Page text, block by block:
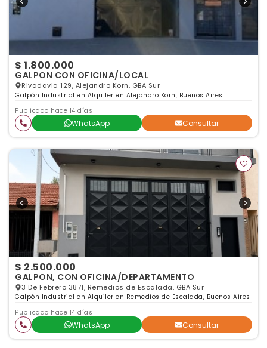
$ 1.800.000
GALPON CON OFICINA/LOCAL
Rivadavia 129, Alejandro Korn, GBA Sur
Galpón Industrial en Alquiler en Alejandro Korn, Buenos Aires
Publicado hace 14 días
WhatsApp Consultar
$ 2.500.000
GALPON, CON OFICINA/DEPARTAMENTO
3 De Febrero 3871, Remedios de Escalada, GBA Sur
Galpón Industrial en Alquiler en Remedios de Escalada, Buenos Aires
Publicado hace 14 días
WhatsApp Consultar